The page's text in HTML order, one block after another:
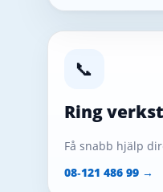
📞
Ring
Få snabb hjälp
08‑121 486 99 →